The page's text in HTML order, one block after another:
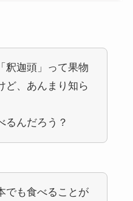
釈迦頭」って果物
ど、あんまり知ら
るんだろう？
でも食べることが